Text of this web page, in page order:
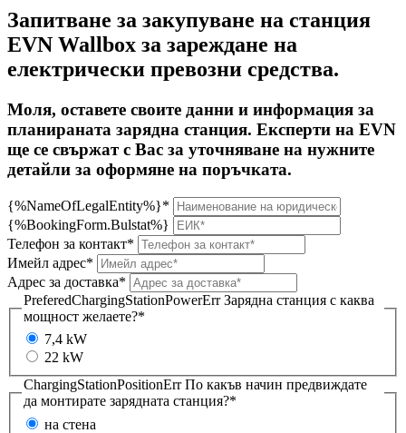
Запитване за закупуване на станция
EVN Wallbox за зареждане на
електрически превозни средства.
Моля, оставете своите данни и информация за
планираната зарядна станция. Експерти на EVN
ще се свържат с Вас за уточняване на нужните
детайли за оформяне на поръчката.
{%NameOfLegalEntity%}*
{%BookingForm.Bulstat%}
Телефон за контакт*
Имейл адрес*
Адрес за доставка*
PreferedChargingStationPowerErr Зарядна станция с каква
мощност желаете?*
7,4 kW
22 kW
ChargingStationPositionErr По какъв начин предвиждате
да монтирате зарядната станция?*
на стена